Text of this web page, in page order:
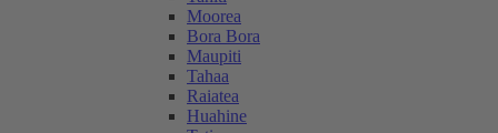
Moorea
Bora Bora
Maupiti
Tahaa
Raiatea
Huahine